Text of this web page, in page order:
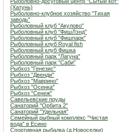
(Хатунь)
Рыболовно-клубное хозяйство "Тихая
заводь"
Рыболовный клуб "Акулово"
Рыболовный клуб "ФишЛэнд"
Рыболовный клуб "Фишпарк"
Рыболовный клуб Royal fish
Рыболовный клуб Фишка
Рыболовный парк "Лагуна"
Рыболовный парк "Саби"
Рыбхоз "Генезис"
Рыбхоз "Двенди"
Рыбхоз "Маврино"
Рыбхоз "Осенка"
Рыбхоз "Сенеж"
Савельевские пруды
Санаторий "Орбита 2"
Санаторий "Удельная"
Семейный рыбный комплекс "Чистая
вода" в Есино
Спортивная рыбалка (д.Новоселки)